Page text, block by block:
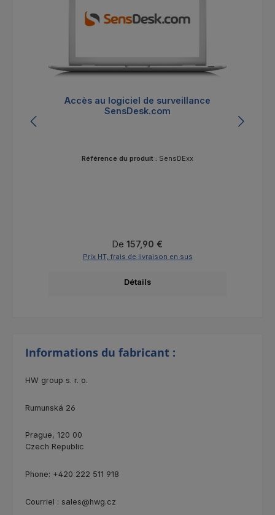
Accès au logiciel de surveillance
SensDesk.com
Référence du produit : SensDExx
Prix régulier :
De 157,90 €
Prix HT, frais de livraison en sus
Détails
Informations du fabricant :
HW group s. r. o.
Rumunská 26
Prague, 120 00
Czech Republic
Phone: +420 222 511 918
Courriel : sales@hwg.cz